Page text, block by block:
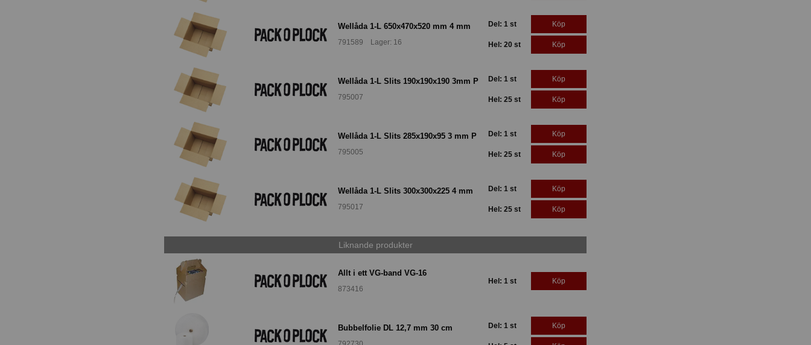
Wellåda 1-L 650x470x520 mm 4 mm
791589 Lager: 16
Del: 1 st Köp
Hel: 20 st Köp
Wellåda 1-L Slits 190x190x190 3mm P
795007
Del: 1 st Köp
Hel: 25 st Köp
Wellåda 1-L Slits 285x190x95 3 mm P
795005
Del: 1 st Köp
Hel: 25 st Köp
Wellåda 1-L Slits 300x300x225 4 mm
795017
Del: 1 st Köp
Hel: 25 st Köp
Liknande produkter
Allt i ett VG-band VG-16
873416
Hel: 1 st Köp
Bubbelfolie DL 12,7 mm 30 cm Del: 1 st Köp